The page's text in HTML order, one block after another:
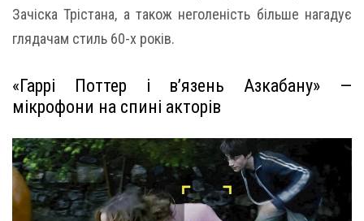
Зачіска Трістана, а також неголеність більше нагадує
глядачам стиль 60-х років.
«Гаррі Поттер і в’язень Азкабану» —
мікрофони на спині акторів